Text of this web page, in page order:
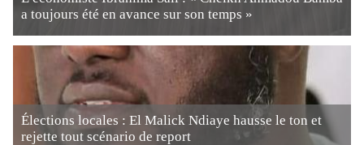
a toujours été en avance sur son temps »
Élections locales : El Malick Ndiaye hausse le ton et
rejette tout scénario de report